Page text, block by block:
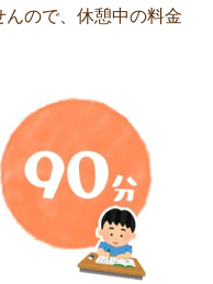
んので、休憩中の料金